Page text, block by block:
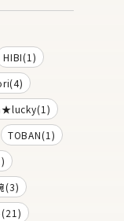
HIBI(1)
TOBAN(1)
(3)
(21)